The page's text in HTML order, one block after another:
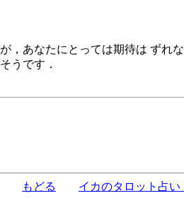
，あなたにとっては期待は ずれ
うです．
もどる イカのタロット占い